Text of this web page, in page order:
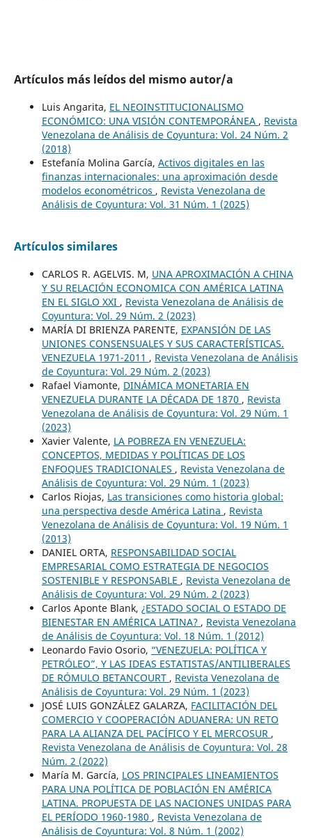
Artículos más leídos del mismo autor/a
Luis Angarita, EL NEOINSTITUCIONALISMO
ECONÓMICO: UNA VISIÓN CONTEMPORÁNEA , Revista
Venezolana de Análisis de Coyuntura: Vol. 24 Núm. 2
(2018)
Estefanía Molina García, Activos digitales en las
finanzas internacionales: una aproximación desde
modelos econométricos , Revista Venezolana de
Análisis de Coyuntura: Vol. 31 Núm. 1 (2025)
Artículos similares
CARLOS R. AGELVIS. M, UNA APROXIMACIÓN A CHINA
Y SU RELACIÓN ECONOMICA CON AMÉRICA LATINA
EN EL SIGLO XXI , Revista Venezolana de Análisis de
Coyuntura: Vol. 29 Núm. 2 (2023)
MARÍA DI BRIENZA PARENTE, EXPANSIÓN DE LAS
UNIONES CONSENSUALES Y SUS CARACTERÍSTICAS.
VENEZUELA 1971-2011 , Revista Venezolana de Análisis
de Coyuntura: Vol. 29 Núm. 2 (2023)
Rafael Viamonte, DINÁMICA MONETARIA EN
VENEZUELA DURANTE LA DÉCADA DE 1870 , Revista
Venezolana de Análisis de Coyuntura: Vol. 29 Núm. 1
(2023)
Xavier Valente, LA POBREZA EN VENEZUELA:
CONCEPTOS, MEDIDAS Y POLÍTICAS DE LOS
ENFOQUES TRADICIONALES , Revista Venezolana de
Análisis de Coyuntura: Vol. 29 Núm. 1 (2023)
Carlos Riojas, Las transiciones como historia global:
una perspectiva desde América Latina , Revista
Venezolana de Análisis de Coyuntura: Vol. 19 Núm. 1
(2013)
DANIEL ORTA, RESPONSABILIDAD SOCIAL
EMPRESARIAL COMO ESTRATEGIA DE NEGOCIOS
SOSTENIBLE Y RESPONSABLE , Revista Venezolana de
Análisis de Coyuntura: Vol. 29 Núm. 2 (2023)
Carlos Aponte Blank, ¿ESTADO SOCIAL O ESTADO DE
BIENESTAR EN AMÉRICA LATINA? , Revista Venezolana
de Análisis de Coyuntura: Vol. 18 Núm. 1 (2012)
Leonardo Favio Osorio, “VENEZUELA: POLÍTICA Y
PETRÓLEO”, Y LAS IDEAS ESTATISTAS/ANTILIBERALES
DE RÓMULO BETANCOURT , Revista Venezolana de
Análisis de Coyuntura: Vol. 29 Núm. 1 (2023)
JOSÉ LUIS GONZÁLEZ GALARZA, FACILITACIÓN DEL
COMERCIO Y COOPERACIÓN ADUANERA: UN RETO
PARA LA ALIANZA DEL PACÍFICO Y EL MERCOSUR ,
Revista Venezolana de Análisis de Coyuntura: Vol. 28
Núm. 2 (2022)
María M. García, LOS PRINCIPALES LINEAMIENTOS
PARA UNA POLÍTICA DE POBLACIÓN EN AMÉRICA
LATINA. PROPUESTA DE LAS NACIONES UNIDAS PARA
EL PERÍODO 1960-1980 , Revista Venezolana de
Análisis de Coyuntura: Vol. 8 Núm. 1 (2002)